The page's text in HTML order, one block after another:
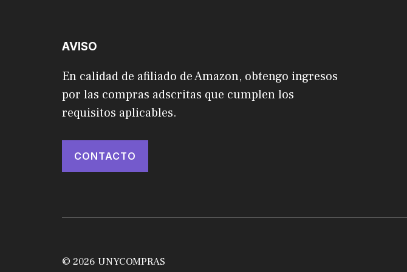
AVISO
En calidad de afiliado de Amazon, obtengo ingresos
por las compras adscritas que cumplen los
requisitos aplicables.
CONTACTO
© 2026 UNYCOMPRAS